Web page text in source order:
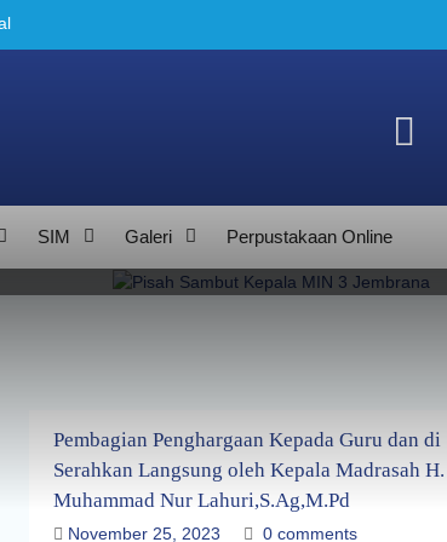
SIM Galeri Perpustakaan Online
Pembagian Penghargaan Kepada Guru dan di
Serahkan Langsung oleh Kepala Madrasah H.
Muhammad Nur Lahuri,S.Ag,M.Pd
November 25, 2023 0 comments